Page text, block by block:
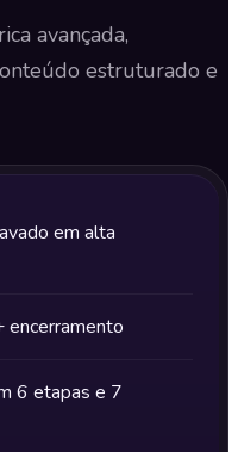
avançada,
estruturado e
em alta
6 etapas e 7